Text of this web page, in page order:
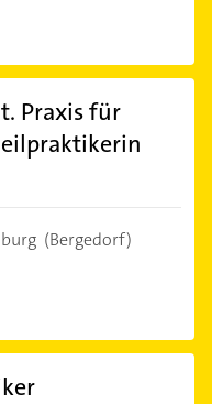
Praxis für
(Bergedorf)